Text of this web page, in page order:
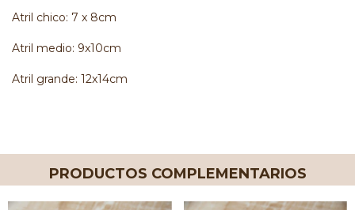
Atril chico: 7 x 8cm
Atril medio: 9x10cm
Atril grande: 12x14cm
PRODUCTOS COMPLEMENTARIOS